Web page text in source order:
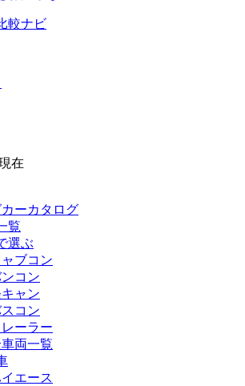
較ナビ
在
ーカタログ
覧
選ぶ
ブコン
コン
ャン
コン
レーラー
両一覧
エース